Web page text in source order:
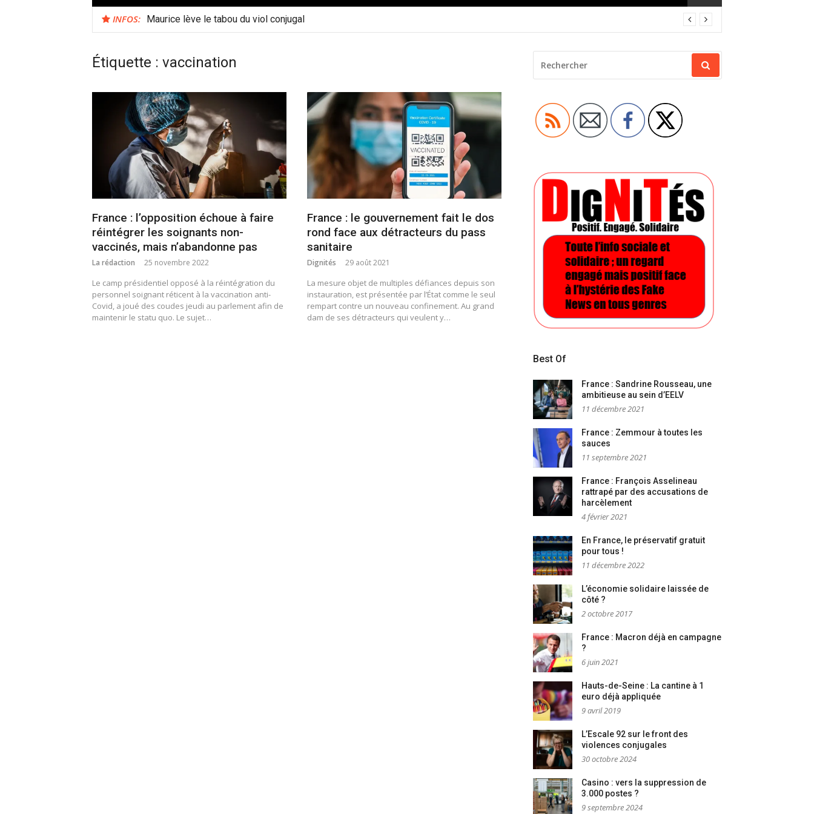
INFOS: Maurice lève le tabou du viol conjugal
Étiquette : vaccination
France : l’opposition échoue à faire
réintégrer les soignants non-
vaccinés, mais n’abandonne pas
La rédaction 25 novembre 2022
Le camp présidentiel opposé à la réintégration du
personnel soignant réticent à la vaccination anti-
Covid, a joué des coudes jeudi au parlement afin de
maintenir le statu quo. Le sujet…
France : le gouvernement fait le dos
rond face aux détracteurs du pass
sanitaire
Dignités 29 août 2021
La mesure objet de multiples défiances depuis son
instauration, est présentée par l’État comme le seul
rempart contre un nouveau confinement. Au grand
dam de ses détracteurs qui veulent y…
POUR
:
Best Of
France : Sandrine Rousseau, une
ambitieuse au sein d’EELV
11 décembre 2021
France : Zemmour à toutes les
sauces
11 septembre 2021
France : François Asselineau
rattrapé par des accusations de
harcèlement
4 février 2021
En France, le préservatif gratuit
pour tous !
11 décembre 2022
L’économie solidaire laissée de
côté ?
2 octobre 2017
France : Macron déjà en campagne
?
6 juin 2021
Hauts-de-Seine : La cantine à 1
euro déjà appliquée
9 avril 2019
L’Escale 92 sur le front des
violences conjugales
30 octobre 2024
Casino : vers la suppression de
3.000 postes ?
9 septembre 2024